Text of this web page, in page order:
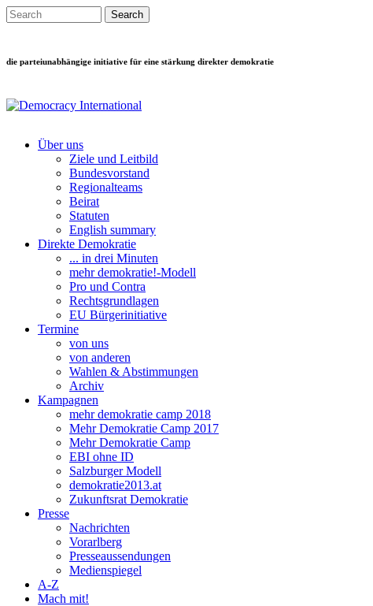
Direkt zum Inhalt
Search this site
die parteiunabhängige initiative für eine stärkung direkter demokratie
Main menu
Über uns
Ziele und Leitbild
Bundesvorstand
Regionalteams
Beirat
Statuten
English summary
Direkte Demokratie
... in drei Minuten
mehr demokratie!-Modell
Pro und Contra
Rechtsgrundlagen
EU Bürgerinitiative
Termine
von uns
von anderen
Wahlen & Abstimmungen
Archiv
Kampagnen
mehr demokratie camp 2018
Mehr Demokratie Camp 2017
Mehr Demokratie Camp
EBI ohne ID
Salzburger Modell
demokratie2013.at
Zukunftsrat Demokratie
Presse
Nachrichten
Vorarlberg
Presseaussendungen
Medienspiegel
A-Z
Mach mit!